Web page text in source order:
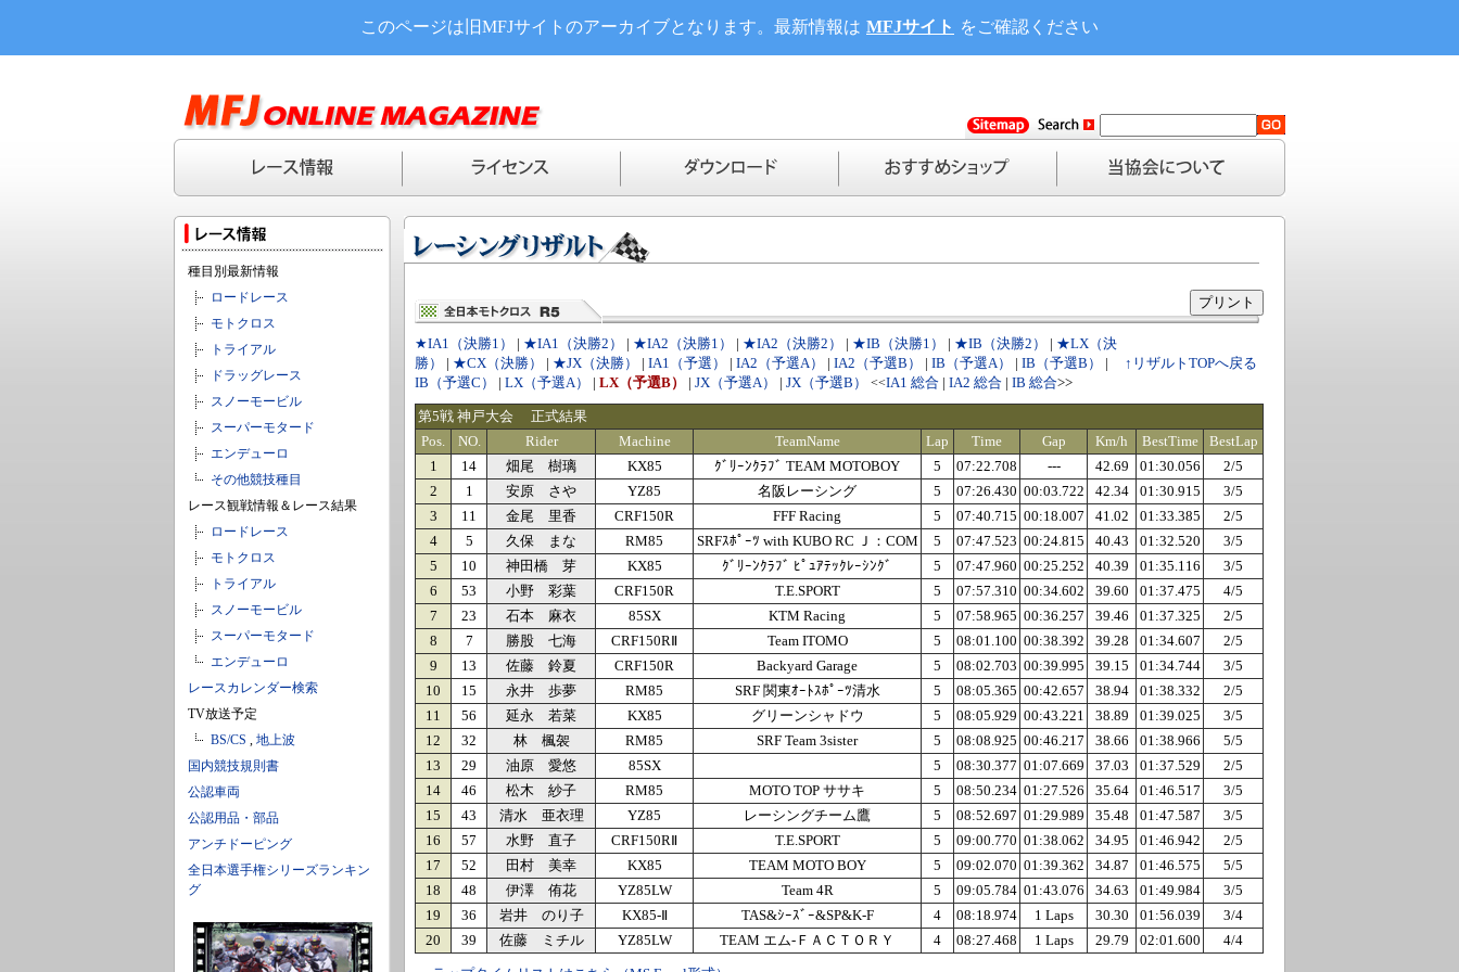
このページは旧MFJサイトのアーカイブとなります。最新情報は MFJサイト をご確認ください
種目別最新情報
ロードレース
モトクロス
トライアル
ドラッグレース
スノーモービル
スーパーモタード
エンデューロ
その他競技種目
レース観戦情報＆レース結果
ロードレース
モトクロス
トライアル
スノーモービル
スーパーモタード
エンデューロ
レースカレンダー検索
TV放送予定
BS/CS , 地上波
国内競技規則書
公認車両
公認用品・部品
アンチドーピング
全日本選手権シリーズランキン
グ
★IA1（決勝1） | ★IA1（決勝2） | ★IA2（決勝1） | ★IA2（決勝2） | ★IB（決勝1） | ★IB（決勝2） | ★LX（決
勝）
| ★CX（決勝） | ★JX（決勝） | IA1（予選） | IA2（予選A） | IA2（予選B） | IB（予選A） | IB（予選B）
|
IB（予選C）
| LX（予選A） | LX（予選B） | JX（予選A） | JX（予選B） <<IA1 総合 | IA2 総合 | IB 総合>>
↑リザルトTOPへ戻る
第5戦 神戸大会 正式結果
Pos.
NO. Rider Machine TeamName Lap Time Gap Km/h BestTime
BestLap
1
14 畑尾 樹璃 KX85 ｸﾞﾘｰﾝｸﾗﾌﾞ TEAM MOTOBOY 5 07:22.708 --- 42.69 01:30.056
2/5
2
1 安原 さや YZ85 名阪レーシング 5 07:26.430 00:03.722 42.34 01:30.915
3/5
3
11 金尾 里香 CRF150R FFF Racing 5 07:40.715 00:18.007 41.02 01:33.385
2/5
4
5 久保 まな RM85 SRFｽﾎﾟｰﾂ with KUBO RC Ｊ：COM 5 07:47.523 00:24.815 40.43 01:32.520
3/5
5
10 神田橋 芽 KX85 ｸﾞﾘｰﾝｸﾗﾌﾞ ﾋﾟｭｱﾃｯｸﾚｰｼﾝｸﾞ 5 07:47.960 00:25.252 40.39 01:35.116
3/5
6
53 小野 彩葉 CRF150R T.E.SPORT 5 07:57.310 00:34.602 39.60 01:37.475
4/5
7
23 石本 麻衣 85SX KTM Racing 5 07:58.965 00:36.257 39.46 01:37.325
2/5
8
7 勝股 七海 CRF150RⅡ Team ITOMO 5 08:01.100 00:38.392 39.28 01:34.607
2/5
9
13 佐藤 鈴夏 CRF150R Backyard Garage 5 08:02.703 00:39.995 39.15 01:34.744
3/5
10
15 永井 歩夢 RM85 SRF 関東ｵｰﾄｽﾎﾟｰﾂ清水 5 08:05.365 00:42.657 38.94 01:38.332
2/5
11
56 延永 若菜 KX85 グリーンシャドウ 5 08:05.929 00:43.221 38.89 01:39.025
3/5
12
32 林 楓袈 RM85 SRF Team 3sister 5 08:08.925 00:46.217 38.66 01:38.966
5/5
13
29 油原 愛悠 85SX 5 08:30.377 01:07.669 37.03 01:37.529
2/5
14
46 松木 紗子 RM85 MOTO TOP ササキ 5 08:50.234 01:27.526 35.64 01:46.517
3/5
15
43 清水 亜衣理 YZ85 レーシングチーム鷹 5 08:52.697 01:29.989 35.48 01:47.587
3/5
16
57 水野 直子 CRF150RⅡ T.E.SPORT 5 09:00.770 01:38.062 34.95 01:46.942
2/5
17
52 田村 美幸 KX85 TEAM MOTO BOY 5 09:02.070 01:39.362 34.87 01:46.575
5/5
18
48 伊澤 侑花 YZ85LW Team 4R 5 09:05.784 01:43.076 34.63 01:49.984
3/5
19
36 岩井 のり子 KX85-Ⅱ TAS&ｼｰｽﾞｰ&SP&K-F 4 08:18.974 1 Laps 30.30 01:56.039
3/4
20
39 佐藤 ミチル YZ85LW TEAM エム-ＦＡＣＴＯＲＹ 4 08:27.468 1 Laps 29.79 02:01.600 4/4